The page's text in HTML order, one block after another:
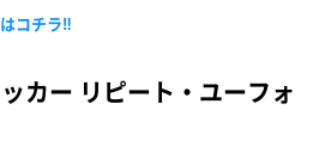
コチラ‼
カー リピート・ユーフォ